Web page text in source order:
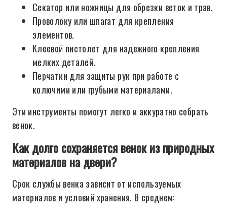
Секатор или ножницы для обрезки веток и трав.
Проволоку или шпагат для крепления
элементов.
Клеевой пистолет для надежного крепления
мелких деталей.
Перчатки для защиты рук при работе с
колючими или грубыми материалами.
Эти инструменты помогут легко и аккуратно собрать
венок.
Как долго сохраняется венок из природных
материалов на двери?
Срок службы венка зависит от используемых
материалов и условий хранения. В среднем: